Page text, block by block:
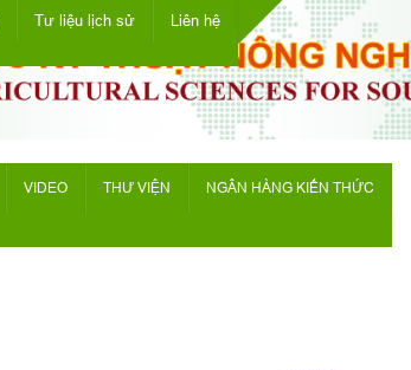
Tư liệu lịch sử Liên hệ
VIDEO THƯ VIỆN NGÂN HÀNG KIẾN THỨC